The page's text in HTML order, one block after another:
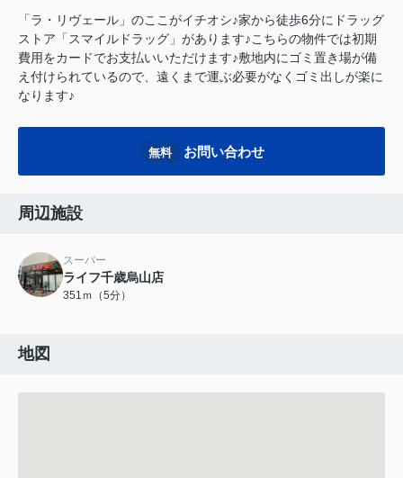
「ラ・リヴェール」のここがイチオシ♪家から徒歩6分にドラッグ
ストア「スマイルドラッグ」があります♪こちらの物件では初期
費用をカードでお支払いいただけます♪敷地内にゴミ置き場が備
え付けられているので、遠くまで運ぶ必要がなくゴミ出しが楽に
なります♪
無料 お問い合わせ
周辺施設
スーパー
ライフ千歳烏山店
351ｍ（5分）
地図